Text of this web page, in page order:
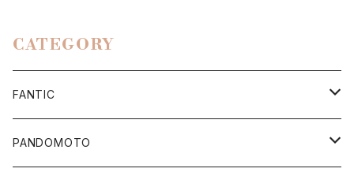
CATEGORY
FANTIC
Apparel/Goods
PANDOMOTO